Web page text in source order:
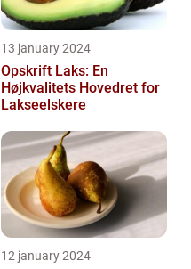
13 january 2024
Opskrift Laks: En
Højkvalitets Hovedret for
Lakseelskere
12 january 2024